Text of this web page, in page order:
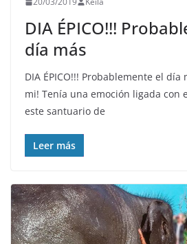
DIA ÉPICO!!!
día más
DIA ÉPICO!!! Probablemente el día
mi! Tenía una emoción ligada con
este santuario de
Leer más